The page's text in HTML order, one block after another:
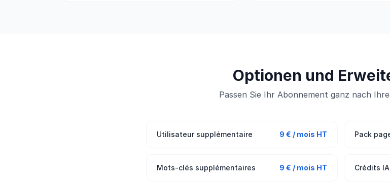
Optionen und
Passen Sie Ihr Abonnement ganz nach
Utilisateur supplémentaire 9 € / mois HT Pack
Mots-clés supplémentaires 9 € / mois HT Crédits IA